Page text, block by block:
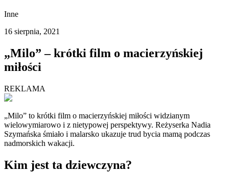
Inne
16 sierpnia, 2021
„Milo” – krótki film o macierzyńskiej
miłości
REKLAMA
„Milo” to krótki film o macierzyńskiej miłości widzianym
wielowymiarowo i z nietypowej perspektywy. Reżyserka Nadia
Szymańska śmiało i malarsko ukazuje trud bycia mamą podczas
nadmorskich wakacji.
Kim jest ta dziewczyna?